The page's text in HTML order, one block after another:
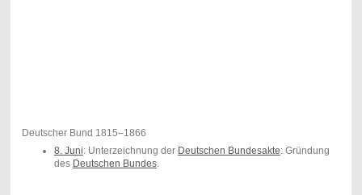
Deutscher Bund 1815–1866
8. Juni: Unterzeichnung der Deutschen Bundesakte: Gründung
des Deutschen Bundes.